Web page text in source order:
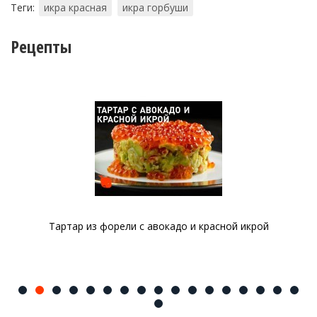
Теги: икра красная икра горбуши
Рецепты
Тартар из форели с авокадо и красной икрой